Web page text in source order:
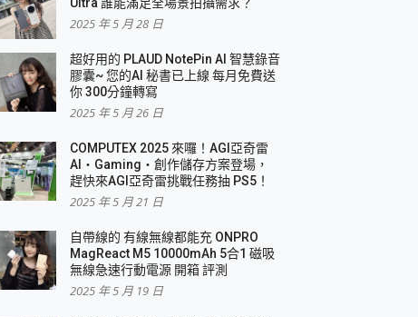
2025 年 5 月 28 日
超好用的 PLAUD NotePin AI 智慧錄音
膠囊~ 您的AI 秘書已上線 每月免費送
你 300分鐘轉寫
2025 年 5 月 26 日
COMPUTEX 2025 來囉！AGI亞奇雷
AI・Gaming・創作儲存方案登場，
趕快來AGI亞奇雷挑戰任務抽 PS5！
2025 年 5 月 21 日
自帶線的 有線無線都能充 ONPRO
MagReact M5 10000mAh 5合1 磁吸
無線急速行動電源 開箱 評測
2025 年 5 月 19 日